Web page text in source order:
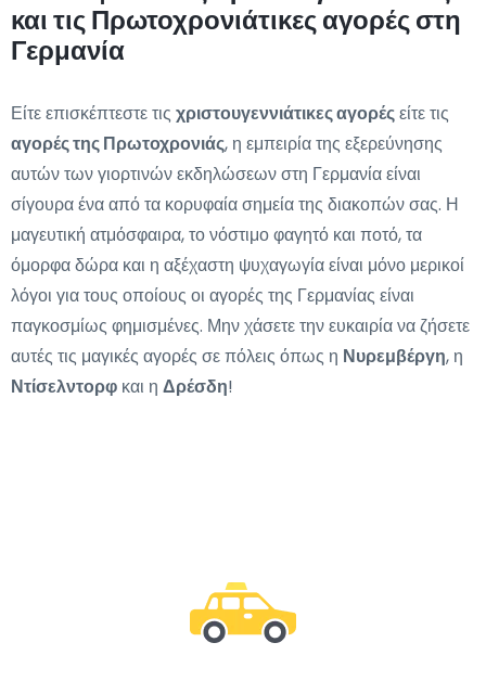
και τις Πρωτοχρονιάτικες αγορές στη
Γερμανία
Είτε επισκέπτεστε τις χριστουγεννιάτικες αγορέςείτε τις
αγορές της Πρωτοχρονιάς, η εμπειρία της εξερεύνησης
αυτών των γιορτινών εκδηλώσεων στη Γερμανία είναι
σίγουρα ένα από τα κορυφαία σημεία της διακοπών σας. Η
μαγευτική ατμόσφαιρα, το νόστιμο φαγητό και ποτό, τα
όμορφα δώρα και η αξέχαστη ψυχαγωγία είναι μόνο μερικοί
λόγοι για τους οποίους οι αγορές της Γερμανίας είναι
παγκοσμίως φημισμένες. Μην χάσετε την ευκαιρία να ζήσετε
αυτές τις μαγικές αγορές σε πόλεις όπως η Νυρεμβέργη, η
Ντίσελντορφ και η Δρέσδη!